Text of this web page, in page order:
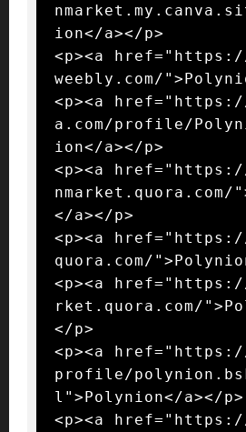
ion</a></p>
<p><a
weebly.com/
<p><a href="https://
a.com/profile/
ion</a></p>
<p><a
nmarket.quora.com/
</a></p>
<p><a
quora.com/
<p><a
rket.quora.com/
</p>
<p><a
profile/
l">Polynion</a></p>
<p><a href="https://